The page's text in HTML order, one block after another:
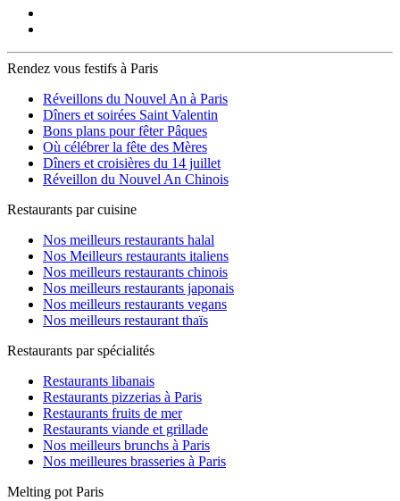
Iena(9)
Invalides(10)
Jaurès(1)
Javel(2)
Jourdain(2)
Jules Joffrin(6)
Jussieu(3)
Kléber(6)
La Fourche(2)
La Motte-Picquet Grenelle
(8)
La Muette(6)
La Tour Maubourg(11)
Lamarck Caulaincourt(10)
Laumière(3)
Le Peletier(6)
Ledru Rollin(14)
Les Gobelins (6)
Louise Michel(2)
Louvre Rivoli(14)
Luxembourg(5)
Mabillon(9)
Madeleine(17)
Malesherbes(2)
Marcadet Poissoniers(1)
Maubert Mutualité(15)
Michel-Ange Auteuil
Rendez vous festifs à Paris
Réveillons du Nouvel An à Paris
Dîners et soirées Saint Valentin
Bons plans pour fêter Pâques
Où célébrer la fête des Mères
Dîners et croisières du 14 juillet
Réveillon du Nouvel An Chinois
Restaurants par cuisine
Nos meilleurs restaurants halal
Nos Meilleurs restaurants italiens
Nos meilleurs restaurants chinois
Nos meilleurs restaurants japonais
Nos meilleurs restaurants vegans
Nos meilleurs restaurant thaïs
Restaurants par spécialités
Restaurants libanais
Restaurants pizzerias à Paris
Restaurants fruits de mer
Restaurants viande et grillade
Nos meilleurs brunchs à Paris
Nos meilleures brasseries à Paris
Melting pot Paris